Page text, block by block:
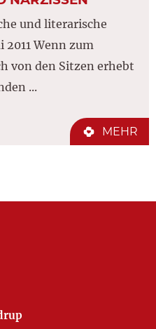
und literarische
2011 Wenn zum
von den Sitzen erhebt
...
MEHR